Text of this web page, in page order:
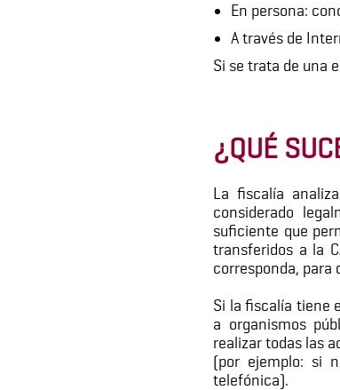
En persona:
A través de
Si se trata de una
¿QUÉ
La fiscalía
considerado
suficiente que
transferidos a la
corresponda, para
Si la fiscalía tiene
a organismos
realizar todas las
(por ejemplo: si
telefónica).